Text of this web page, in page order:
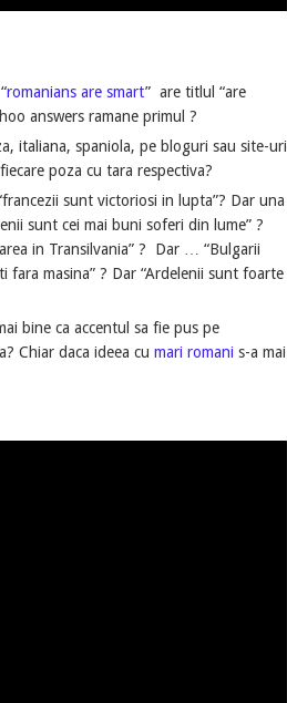
romanians are smart” are titlul “are
answers ramane primul ?
italiana, spaniola, pe bloguri sau site-uri
poza cu tara respectiva?
sunt victoriosi in lupta”? Dar una
sunt cei mai buni soferi din lume” ?
in Transilvania” ? Dar … “Bulgarii
masina” ? Dar “Ardelenii sunt foarte
bine ca accentul sa fie pus pe
Chiar daca ideea cu mari romani s-a mai